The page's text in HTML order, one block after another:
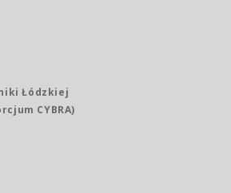
Łódzkiej
CYBRA)